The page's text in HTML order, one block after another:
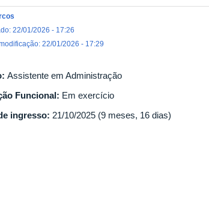
22/01/2026 - 17:26
22/01/2026 - 17:29
Assistente em Administração
Funcional: Em exercício
ingresso: 21/10/2025 (9 meses, 16 dias)